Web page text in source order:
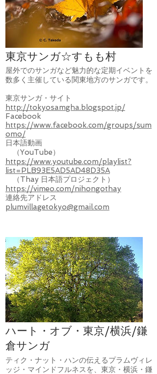
東京サンガ☆すもも村
屋外でのサンガなど魅力的な定期イベントを
数多く主催している関東地方のサンガです。
東京サンガ・サイト
http://tokyosamgha.blogspot.jp/
Facebook
https://www.facebook.com/groups/sum
omo/
日本語動画
（YouTube）
https://www.youtube.com/playlist?
list=PLB93E5AD5AD48D35A
（Thay 日本語プロジェクト）
https://vimeo.com/nihongothay
​連絡先アドレス
plumvillagetokyo@gmail.com
ハート・オブ・東京/横浜/鎌
倉サンガ
ティク・ナット・ハンの伝えるプラムヴィレ
ッジ・マインドフルネスを、東京・横浜・鎌